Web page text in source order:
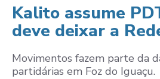
Kalito assume
deve deixar a
Movimentos fazem parte da
partidárias em Foz do Iguaçu.